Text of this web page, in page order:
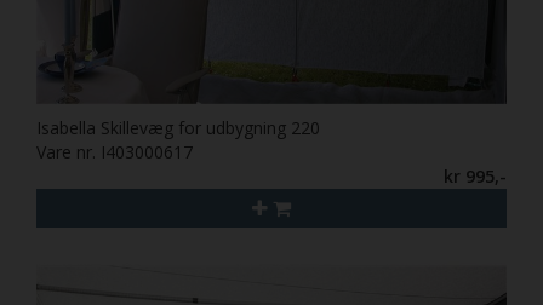
Isabella Skillevæg for udbygning 220
Vare nr. I403000617
kr 995,-